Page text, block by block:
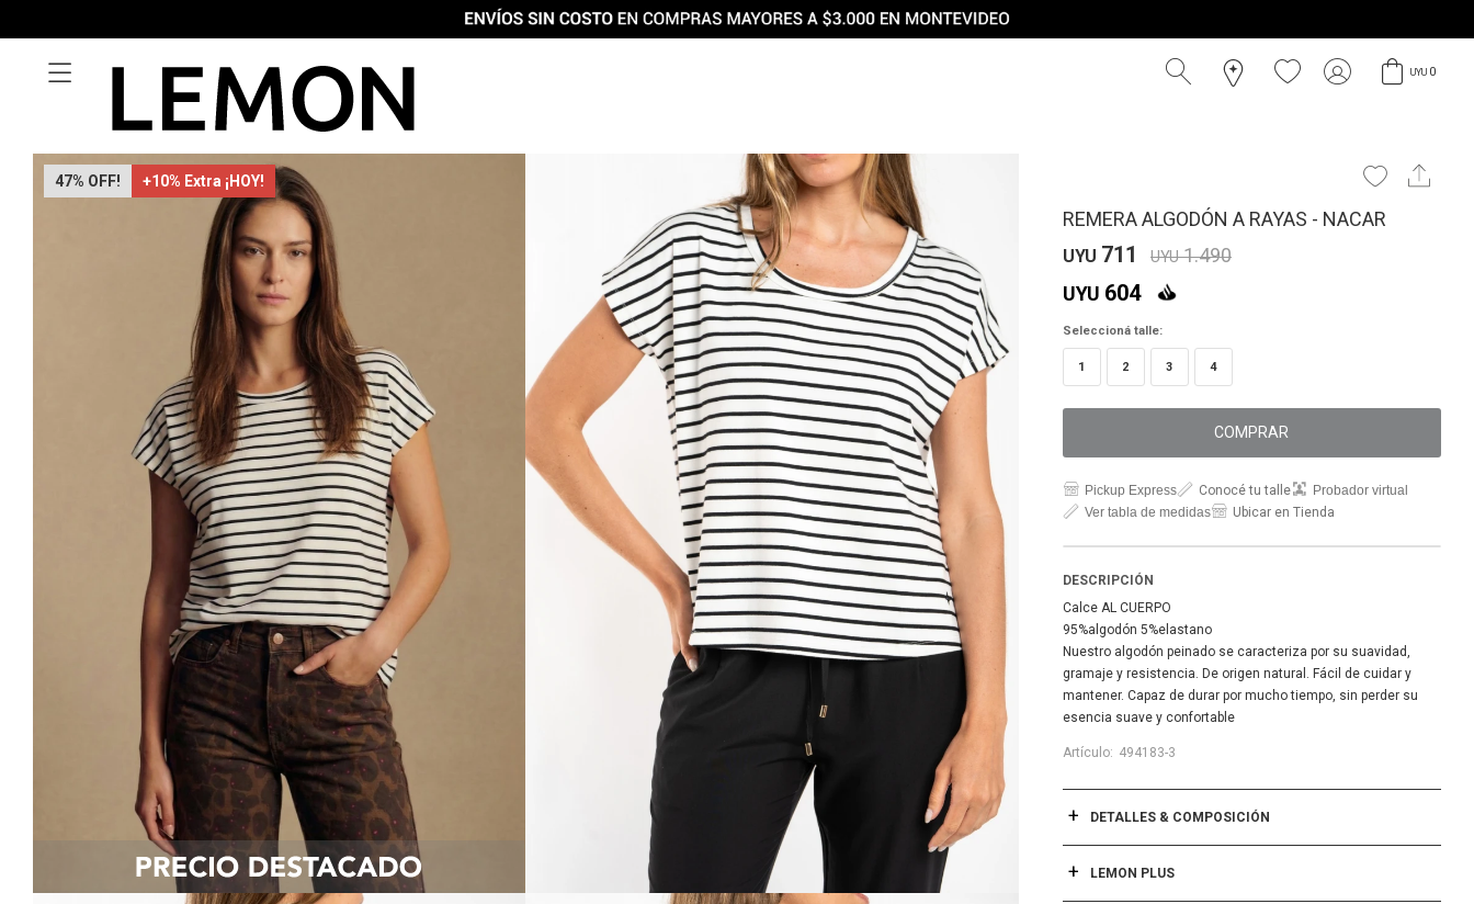
UYU 0

47 +10% Extra ¡HOY!
REMERA ALGODÓN A RAYAS - NACAR
UYU 711 UYU 1.490
UYU 604
Seleccioná talle:
1 2 3 4
COMPRAR
Pickup Express Conocé tu talle
Probador virtual
Ver tabla de medidas
Ubicar en Tienda
DESCRIPCIÓN
Calce AL CUERPO
95%algodón 5%elastano
Nuestro algodón peinado se caracteriza por su suavidad,
gramaje y resistencia. De origen natural. Fácil de cuidar y
mantener. Capaz de durar por mucho tiempo, sin perder su
esencia suave y confortable
494183-3
DETALLES & COMPOSICIÓN
LEMON PLUS